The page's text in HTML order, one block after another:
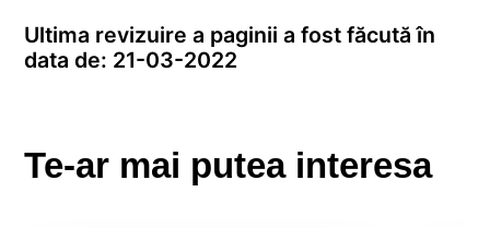
Ultima revizuire a paginii a fost făcută în
data de: 21-03-2022
Te-ar mai putea interesa